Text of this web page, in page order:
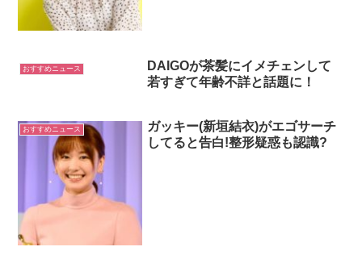
おすすめニュース
DAIGOが茶髪にイメチェンして
若すぎて年齢不詳と話題に！
おすすめニュース
ガッキー(新垣結衣)がエゴサーチ
してると告白!整形疑惑も認識?